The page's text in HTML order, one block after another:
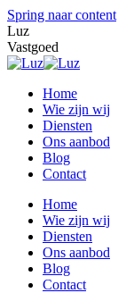
Spring naar content
Luz
Vastgoed
Home
Wie zijn wij
Diensten
Ons aanbod
Blog
Contact
Home
Wie zijn wij
Diensten
Ons aanbod
Blog
Contact